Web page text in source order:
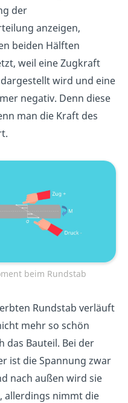
der
anzeigen,
beiden Hälften
weil eine Zugkraft
wird und eine
negativ. Denn diese
man die Kraft des
beim Rundstab
Rundstab verläuft
mehr so schön
das Bauteil. Bei der
ist die Spannung zwar
nach außen wird sie
allerdings nimmt die